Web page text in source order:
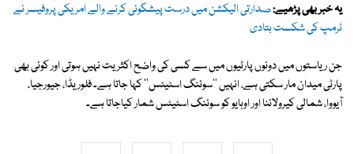
یہ خبر بھی پڑھیے:صدارتی الیکشن میں درست پیشگوئی کرنے والے امریکی پروفیسر نے
ٹرمپ کی شکست بتادی
جن ریاستوں میں دونوں پارٹیوں میں سے کسی کی واضح اکثریت نہیں ہوتی اور کوئی بھی
پارٹی میدان مار سکتی ہے، انہیں ''سوئنگ اسٹیٹس'' کہا جاتا ہے۔ فلوریڈا، جیورجیا،
آیووا، شمالی کیرولائنا اور اوہایو کو سوئنگ اسٹیٹس شمار کیاجاتا ہے۔